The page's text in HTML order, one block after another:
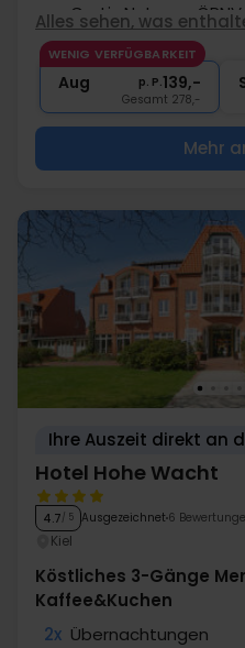
∞ Gratis Nutzung ÖPNV
∞ Abschiedsgeschenk
∞ Gratis Parken
Alles sehen, was
WENIG VERFÜGBARKEIT
Aug p. P.139,-
Gesamt 278,-
Mehr
Ihre Auszeit direkt an
Hotel Hohe Wacht
4.7/ 5 Ausgezeichnet 6
Kiel
Köstliches 3-Gänge
Kaffee&Kuchen
2x Übernachtungen